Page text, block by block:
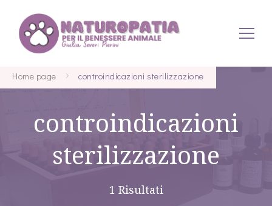
Naturopatia per Animali
Home page controindicazioni sterilizzazione
controindicazioni
sterilizzazione
1 Risultati